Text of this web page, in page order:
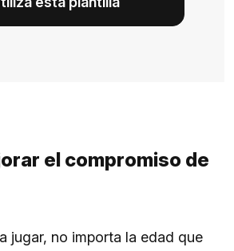
el compromiso de
jugar, no importa la edad que